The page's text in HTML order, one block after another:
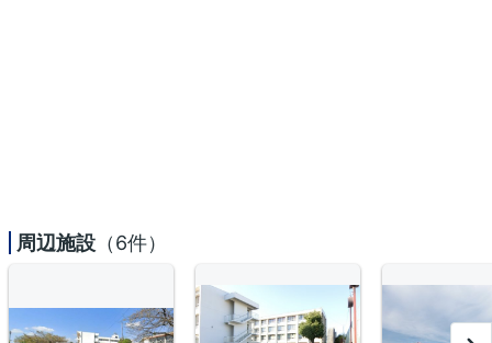
周辺施設 （6件）